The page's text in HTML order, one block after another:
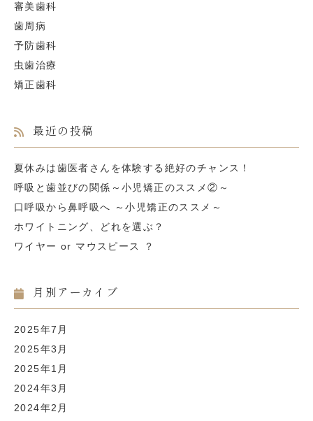
審美歯科
歯周病
予防歯科
虫歯治療
矯正歯科
最近の投稿
夏休みは歯医者さんを体験する絶好のチャンス！
呼吸と歯並びの関係～小児矯正のススメ②～
口呼吸から鼻呼吸へ ～小児矯正のススメ～
ホワイトニング、どれを選ぶ？
ワイヤー or マウスピース ？
月別アーカイブ
2025年7月
2025年3月
2025年1月
2024年3月
2024年2月